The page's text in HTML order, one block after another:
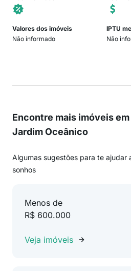
Valores dos imóveis
Não informado
IPTU
Não
Encontre mais imóveis
Jardim Oceânico
Algumas sugestões para te ajudar
sonhos
Menos de
R$ 600.000
Veja imóveis